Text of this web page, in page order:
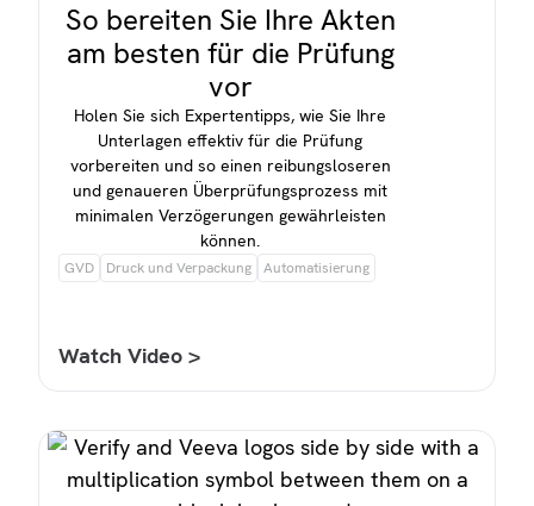
So bereiten Sie Ihre Akten
am besten für die Prüfung
vor
Holen Sie sich Expertentipps, wie Sie Ihre
Unterlagen effektiv für die Prüfung
vorbereiten und so einen reibungsloseren
und genaueren Überprüfungsprozess mit
minimalen Verzögerungen gewährleisten
können.
GVD Druck und Verpackung Automatisierung
Watch Video >